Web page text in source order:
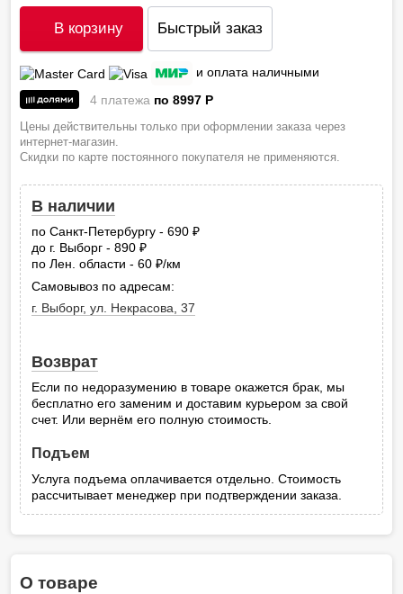
В корзину Быстрый заказ
и оплата наличными
4 платежа по 8997 P
Цены действительны только при оформлении заказа через
интернет-магазин.
Скидки по карте постоянного покупателя не применяются.
В наличии
по Санкт-Петербургу - 690
до г. Выборг - 890
по Лен. области - 60
руб.
/км
Самовывоз по адресам:
г. Выборг, ул. Некрасова, 37
Возврат
Если по недоразумению в товаре окажется брак, мы
бесплатно его заменим и доставим курьером за свой
счет. Или вернём его полную стоимость.
Подъем
Услуга подъема оплачивается отдельно. Стоимость
рассчитывает менеджер при подтверждении заказа.
О товаре